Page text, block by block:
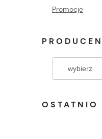
Promocje
OSTATNIO